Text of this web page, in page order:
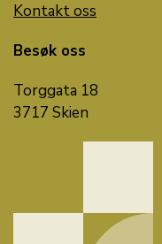
Kontakt oss
Besøk oss
Torggata 18
3717 Skien